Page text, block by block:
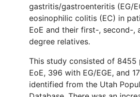
gastritis/gastroenteritis (EG/
eosinophilic colitis (EC) in
EoE and their first-, second-,
degree relatives.
This study consisted of 8455
EoE, 396 with EG/EGE, and
identified from the Utah